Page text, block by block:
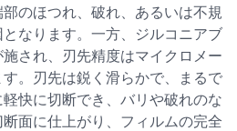
のほつれ、破れ、あるいは不規
なります。一方、ジルコニアブ
され、刃先精度はマイクロメー
す。刃先は鋭く滑らかで、まるで
快に切断でき、バリや破れのな
面に仕上がり、フィルムの完全